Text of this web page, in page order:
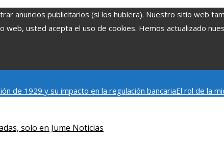
anuncios publicitarios (si los hubiera). Nuestro sitio web
usted acepta el uso de cookies. Hemos actualizado
de 1929 y su impacto en la regulación bancariaEl rol de la
solo en Jume Noticias